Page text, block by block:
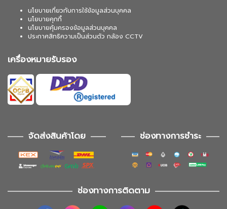
นโยบายเกี่ยวกับการใช้ข้อมูลส่วนบุคคล
นโยบายคุกกี้
นโยบายคุ้มครองข้อมูลส่วนบุคคล
ประกาศสิทธิความเป็นส่วนตัว กล้อง CCTV
เครื่องหมายรับรอง
จัดส่งสินค้าโดย ช่องทางการชำระ
ช่องทางการติดตาม